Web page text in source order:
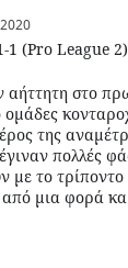
1 (Pro League 2)
στο
της
πολλές
με το
μια φορά